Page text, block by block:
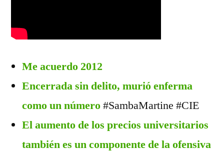
Me acuerdo 2012
Encerrada sin delito, murió enferma
como un número#SambaMartine #CIE
El aumento de los precios universitarios
también es un componente de la ofensiva